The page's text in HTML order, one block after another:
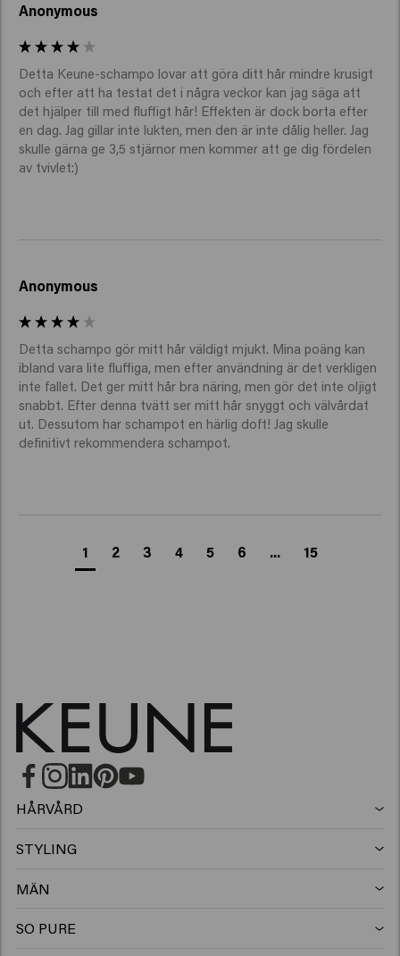
Anonymous
Detta Keune-schampo lovar att göra ditt hår mindre krusigt
och efter att ha testat det i några veckor kan jag säga att
det hjälper till med fluffigt hår! Effekten är dock borta efter
en dag. Jag gillar inte lukten, men den är inte dålig heller. Jag
skulle gärna ge 3,5 stjärnor men kommer att ge dig fördelen
av tvivlet:)
Anonymous
Detta schampo gör mitt hår väldigt mjukt. Mina poäng kan
ibland vara lite fluffiga, men efter användning är det verkligen
inte fallet. Det ger mitt hår bra näring, men gör det inte oljigt
snabbt. Efter denna tvätt ser mitt hår snyggt och välvårdat
ut. Dessutom har schampot en härlig doft! Jag skulle
definitivt rekommendera schampot.
1 2 3 4 5 6 ... 15
HÅRVÅRD
STYLING
MÄN
SO PURE